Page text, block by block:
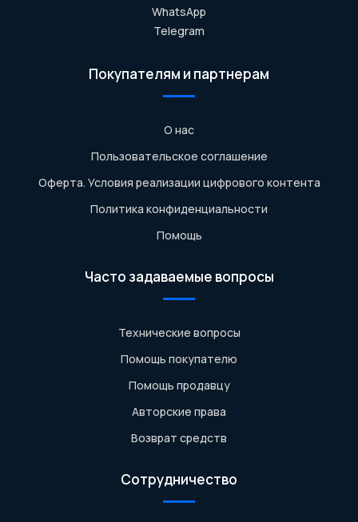
WhatsApp
Telegram
Покупателям и партнерам
О нас
Пользовательское соглашение
Оферта. Условия реализации цифрового контента
Политика конфиденциальности
Помощь
Часто задаваемые вопросы
Технические вопросы
Помощь покупателю
Помощь продавцу
Авторские права
Возврат средств
Сотрудничество